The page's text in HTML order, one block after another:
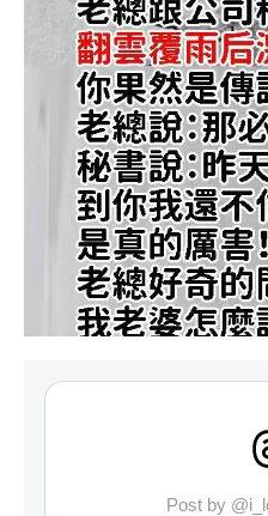
Post by